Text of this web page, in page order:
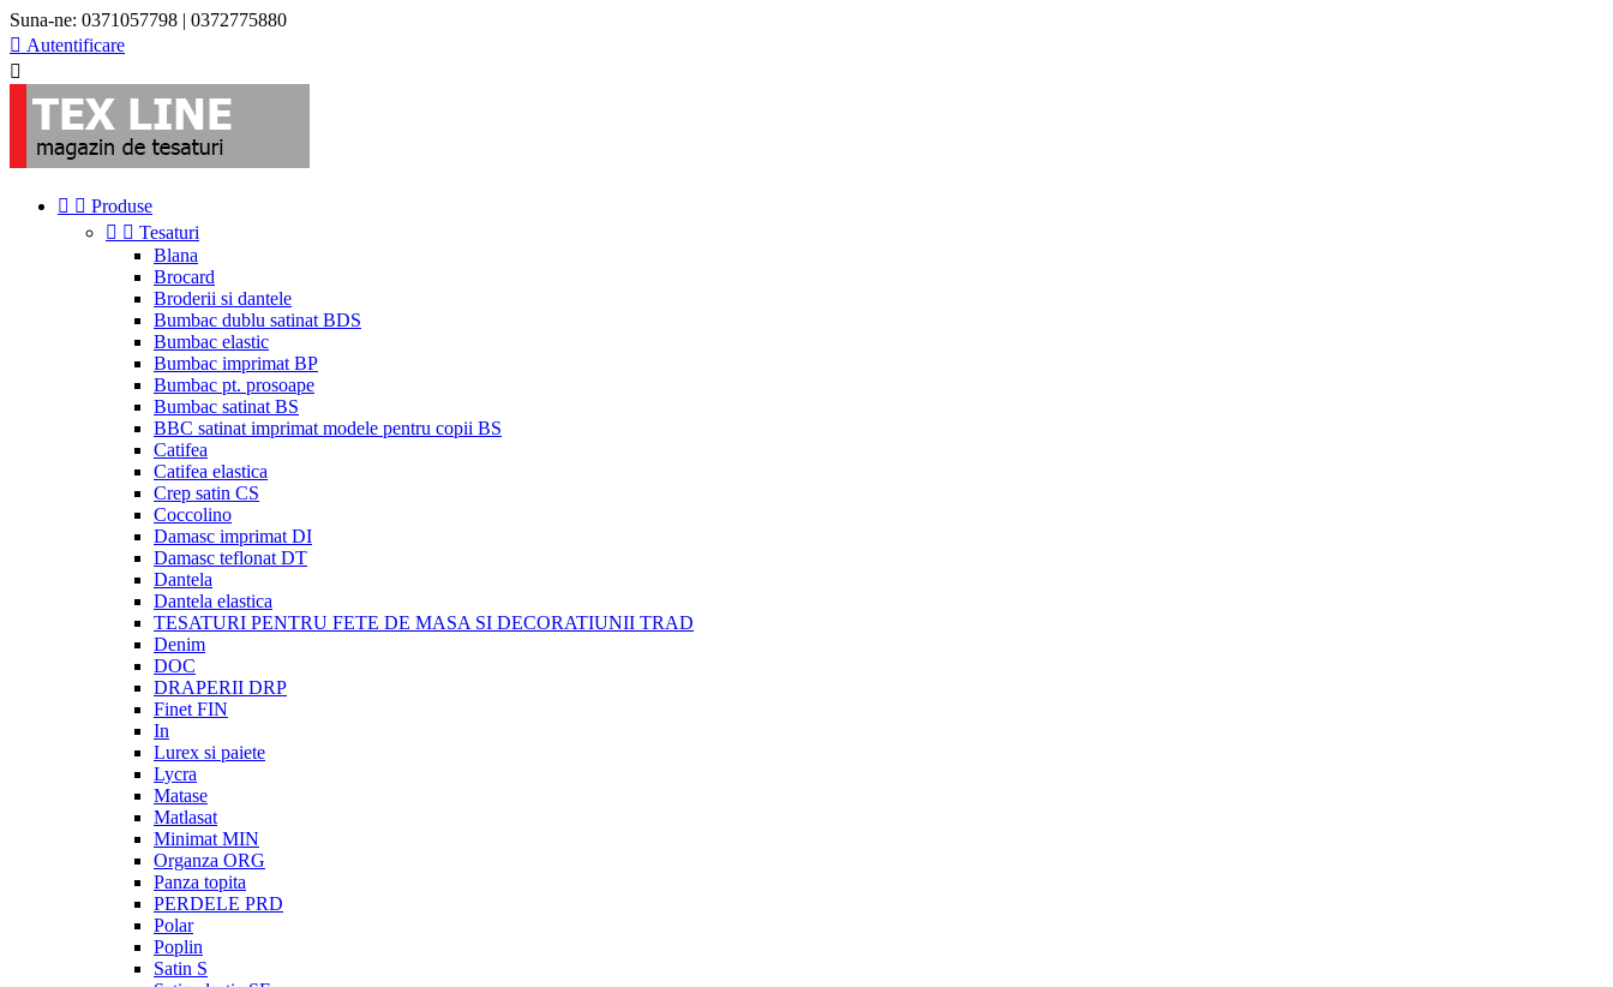
Suna-ne: 0371057798 | 0372775880
 Autentificare

  Produse
  Tesaturi
Blana
Brocard
Broderii si dantele
Bumbac dublu satinat BDS
Bumbac elastic
Bumbac imprimat BP
Bumbac pt. prosoape
Bumbac satinat BS
BBC satinat imprimat modele pentru copii BS
Catifea
Catifea elastica
Crep satin CS
Coccolino
Damasc imprimat DI
Damasc teflonat DT
Dantela
Dantela elastica
TESATURI PENTRU FETE DE MASA SI DECORATIUNII TRAD
Denim
DOC
DRAPERII DRP
Finet FIN
In
Lurex si paiete
Lycra
Matase
Matlasat
Minimat MIN
Organza ORG
Panza topita
PERDELE PRD
Polar
Poplin
Satin S